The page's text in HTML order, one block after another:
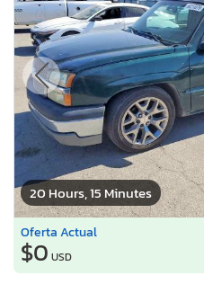
20 Hours, 15 Minutes
Oferta Actual
$0 USD